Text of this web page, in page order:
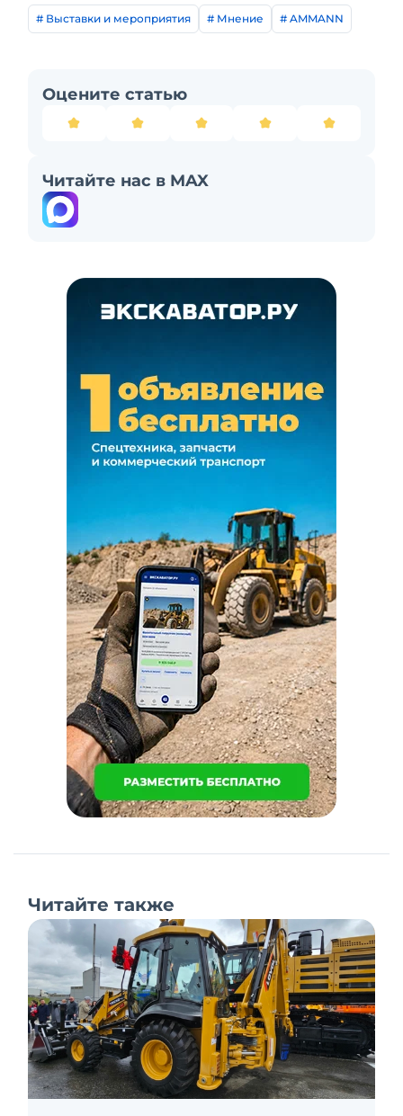
# Выставки и мероприятия # Мнение # AMMANN
Оцените статью
Читайте нас в MAX
Читайте также